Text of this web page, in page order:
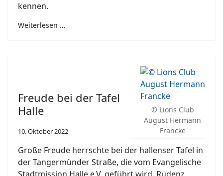
kennen.
Weiterlesen …
© Lions Club
August Hermann
Francke
Freude bei der Tafel
Halle
10. Oktober 2022
Große Freude herrschte bei der hallenser Tafel in
der Tangermünder Straße, die vom Evangelische